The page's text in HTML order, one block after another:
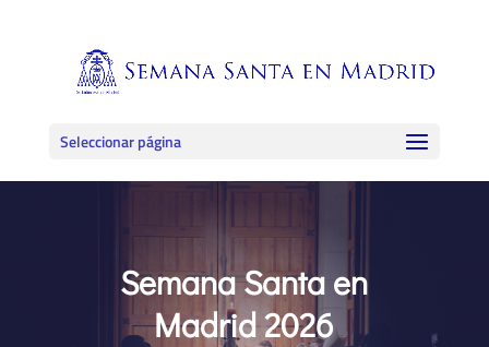
Seleccionar página
Semana Santa en
Madrid 2026